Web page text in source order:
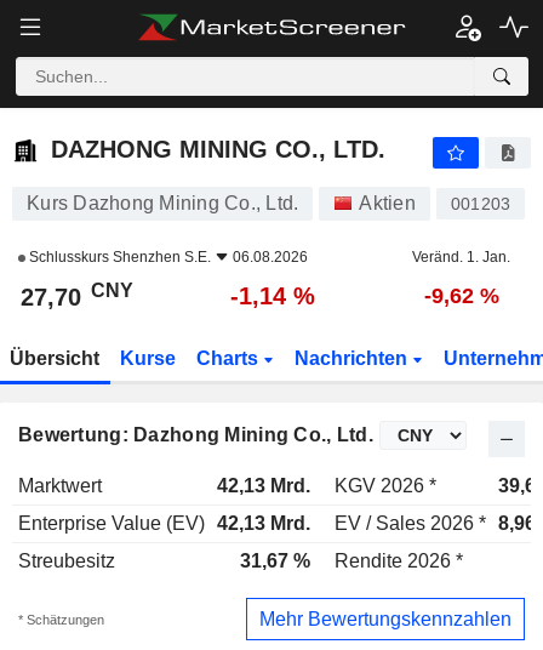
DAZHONG MINING CO., LTD.
DAZHONG MINING CO., LTD.
Kurs Dazhong Mining Co., Ltd. Aktien 001203
Schlusskurs Shenzhen S.E. 06.08.2026 Veränd. 1. Jan.
27,70 CNY -1,14 % -9,62 %
Übersicht Kurse Charts Nachrichten
Bewertung: Dazhong Mining Co., Ltd.
Marktwert 42,13 Mrd. KGV 2026 *
Enterprise Value (EV) 42,13 Mrd. EV / Sales 2026 *
Streubesitz
31,67 % Rendite 2026 *
* Schätzungen Mehr Bewertungskennzahlen